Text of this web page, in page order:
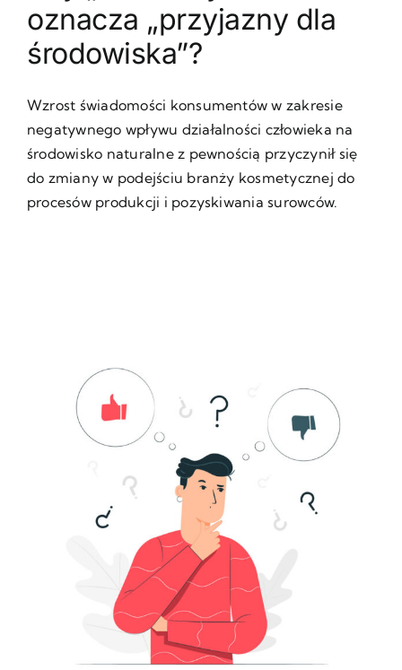
oznacza „przyjazny dla
środowiska”?
Wzrost świadomości konsumentów w zakresie
negatywnego wpływu działalności człowieka na
środowisko naturalne z pewnością przyczynił się
do zmiany w podejściu branży kosmetycznej do
procesów produkcji i pozyskiwania surowców.